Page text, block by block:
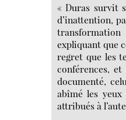
« Duras survit
d’inattention,
transformation
expliquant que
regret que les
conférences,
documenté,
abîmé les
attribués à